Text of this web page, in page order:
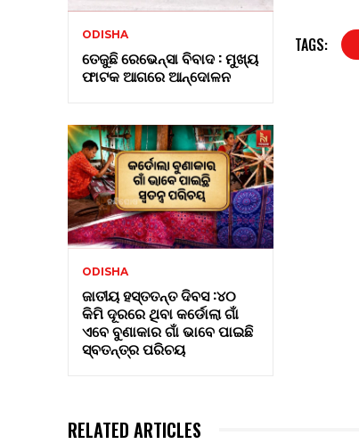
ODISHA
ତେଜୁଛି ରେଭେନ୍ସା ବିବାଦ : ମୁଖ୍ୟ
ଫାଟକ ଆଗରେ ଆନ୍ଦୋଳନ
ODISHA
ଜାତୀୟ ହସ୍ତତନ୍ତ ଦିବସ :୪୦
କିମି ଦୂରରେ ଥିବା କର୍ଡୋଲା ଗାଁ
ଏବେ ବୁଣାକାର ଗାଁ ଭାବେ ପାଇଛି
ସ୍ବତନ୍ତ୍ର ପରିଚୟ
TAGS:
RELATED ARTICLES